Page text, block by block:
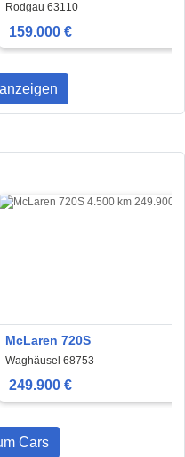
Top Original mit 58000 Km
Rodgau 63110
159.000 €
McLaren 720S
Waghäusel 68753
249.900 €
Cars